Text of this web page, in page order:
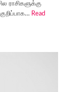
ராசிகளுக்கு
Read